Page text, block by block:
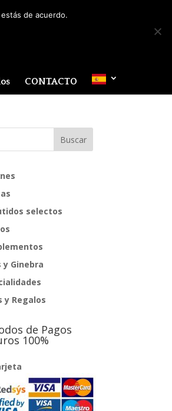
0 elementos
CONTACTO
selectos
y Ginebra
y Regalos
de Pagos
100%
de acuerdo.